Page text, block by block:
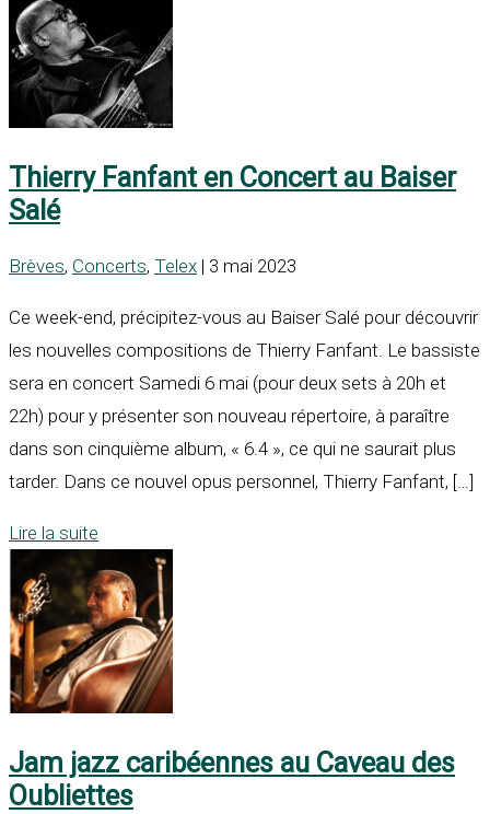
Thierry Fanfant en Concert au Baiser
Salé
Brèves, Concerts, Telex | 3 mai 2023
Ce week-end, précipitez-vous au Baiser Salé pour découvrir
les nouvelles compositions de Thierry Fanfant. Le bassiste
sera en concert Samedi 6 mai (pour deux sets à 20h et
22h) pour y présenter son nouveau répertoire, à paraître
dans son cinquième album, « 6.4 », ce qui ne saurait plus
tarder. Dans ce nouvel opus personnel, Thierry Fanfant, […]
Lire la suite
Jam jazz caribéennes au Caveau des
Oubliettes